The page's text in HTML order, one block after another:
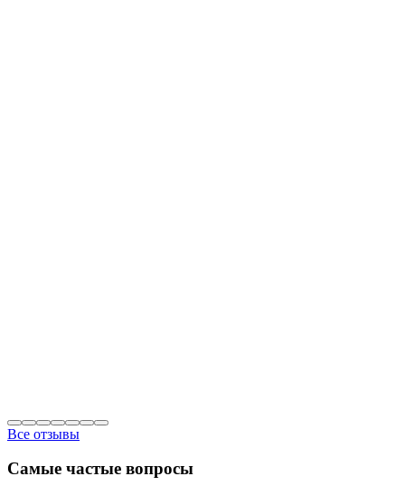
Все отзывы
Самые частые вопросы